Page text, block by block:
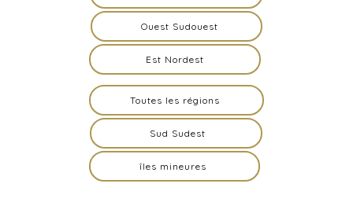
Ouest Sudouest
Est Nordest
Toutes les régions
Sud Sudest
îles mineures